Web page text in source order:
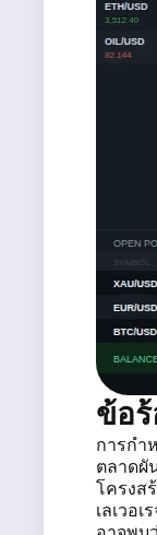
ข้อ
การกำ
ตลาดผั
โครงส
เลเวอ